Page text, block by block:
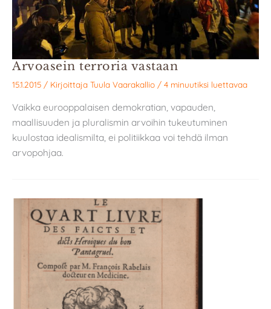
Arvoasein terroria vastaan
15.1.2015 / Kirjoittaja Tuula Vaarakallio / 4 minuutiksi luettavaa
Vaikka eurooppalaisen demokratian, vapauden,
maallisuuden ja pluralismin arvoihin tukeutuminen
kuulostaa idealismilta, ei politiikkaa voi tehdä ilman
arvopohjaa.